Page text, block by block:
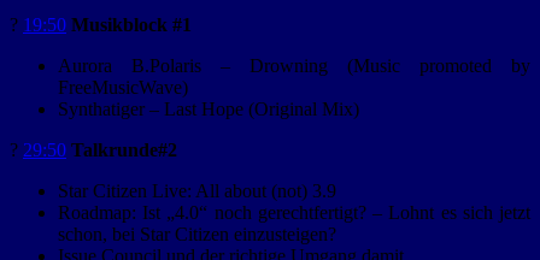
? 19:50 Musikblock #1
Aurora B.Polaris – Drowning (Music promoted by
FreeMusicWave)
Synthatiger – Last Hope (Original Mix)
?️ 29:50 Talkrunde#2
Star Citizen Live: All about (not) 3.9
Roadmap: Ist „4.0“ noch gerechtfertigt? – Lohnt es sich jetzt
schon, bei Star Citizen einzusteigen?
Issue Council und der richtige Umgang damit